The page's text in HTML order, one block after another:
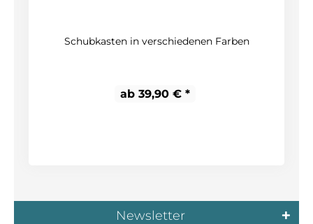
Schubkasten in verschiedenen Farben
ab 39,90 € *
Newsletter